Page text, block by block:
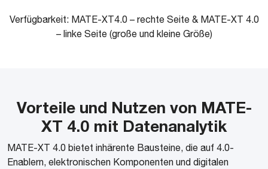
Verfügbarkeit: MATE-XT4.0 – rechte Seite & MATE-XT 4.0
– linke Seite (große und kleine Größe)
Vorteile und Nutzen von MATE-
XT 4.0 mit Datenanalytik
MATE-XT 4.0 bietet inhärente Bausteine, die auf 4.0-
Enablern, elektronischen Komponenten und digitalen